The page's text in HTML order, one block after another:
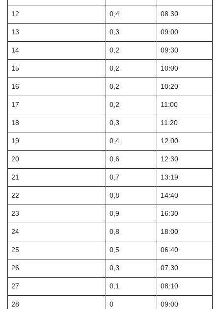
12 0,4 08:30
13 0,3 09:00
14 0,2 09:30
15 0,2 10:00
16 0,2 10:20
17 0,2 11:00
18 0,3 11:20
19 0,4 12:00
20 0,6 12:30
21 0,7 13:19
22 0,8 14:40
23 0,9 16:30
24 0,8 18:00
25 0,5 06:40
26 0,3 07:30
27 0,1 08:10
28 0 09:00